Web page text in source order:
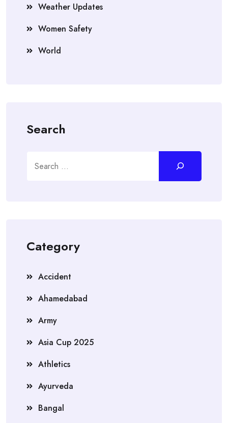
Weather Updates
Women Safety
World
Search
Category
Accident
Ahamedabad
Army
Asia Cup 2025
Athletics
Ayurveda
Bangal